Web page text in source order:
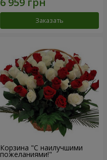
Заказать
Корзина "С наилучшими
пожеланиями!"